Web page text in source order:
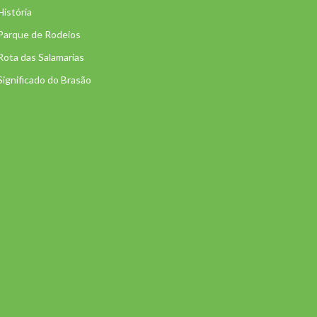
de Rodeios
das Salamarias
do Brasão